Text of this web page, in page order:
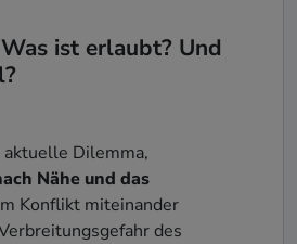
ist erlaubt? Und
Dilemma,
Nähe und das
Konflikt miteinander
des